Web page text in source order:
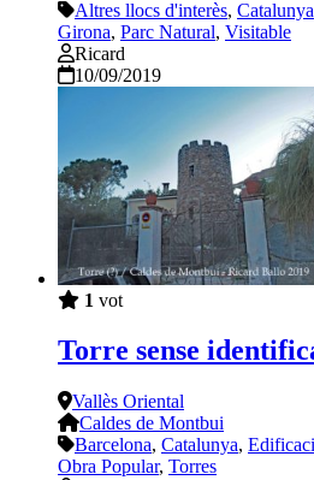
Altres llocs d'interès, Catalunya
Girona, Parc Natural, Visitable
Ricard
10/09/2019
1 vot
Torre sense
Vallès Oriental
Caldes de Montbui
Barcelona, Catalunya,
Obra Popular, Torres